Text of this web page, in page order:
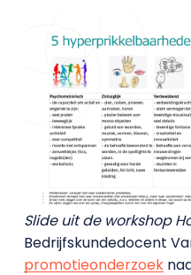
Slide uit de workshop
Bedrijfskundedocent
promotieonderzoek